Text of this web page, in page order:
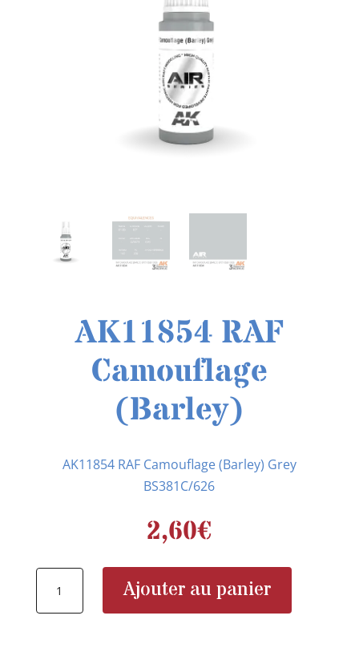
AK11854 RAF
Camouflage
(Barley)
AK11854 RAF Camouflage (Barley) Grey
BS381C/626
2,60€
quantité
Ajouter au panier